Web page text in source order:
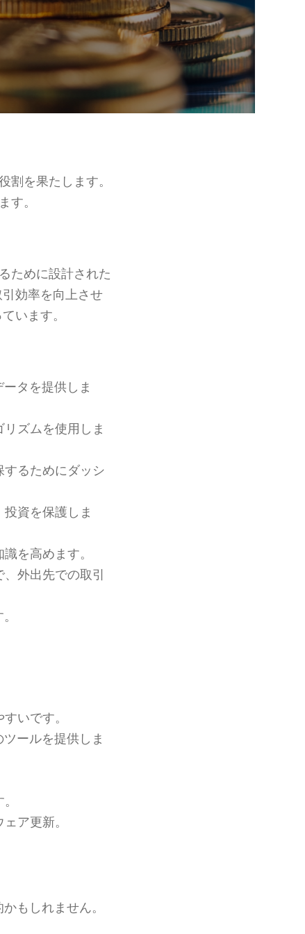
割を果たします。
す。
ために設計された
効率を向上させ
います。
タを提供しま
ズムを使用しま
するためにダッシ
資を保護しま
を高めます。
外出先での取引
いです。
ールを提供しま
ア更新。
もしれません。